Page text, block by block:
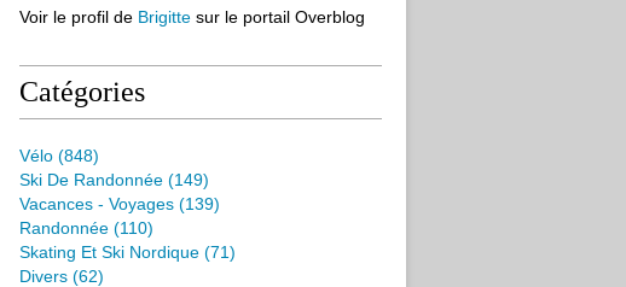
Voir le profil de Brigitte sur le portail Overblog
Catégories
Vélo (848)
Ski De Randonnée (149)
Vacances - Voyages (139)
Randonnée (110)
Skating Et Ski Nordique (71)
Divers (62)